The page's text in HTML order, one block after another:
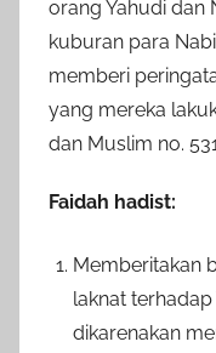
orang Yahudi dan
kuburan para
memberi
yang mereka
dan Muslim no.
Faidah hadist:
Memberitakan
laknat
dikarenakan